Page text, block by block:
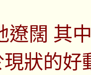
遼闊 其
狀的好